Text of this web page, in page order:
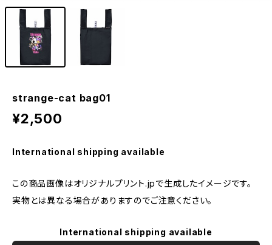
strange-cat bag01
¥2,500
International shipping available
この商品画像はオリジナルプリント.jpで生成したイメージです。
実物とは異なる場合がありますのでご注意ください。
International shipping available